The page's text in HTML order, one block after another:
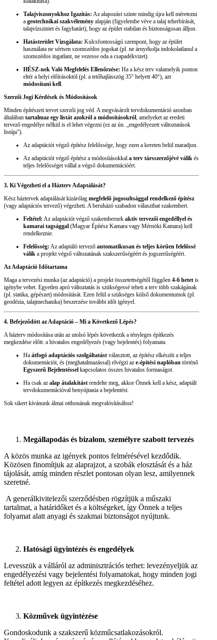
Talajviszonyokhoz Igazítás: Az alapozást szinte mindig újra kell méretezni
a geotechnikai szakvélemény alapján (figyelembe véve a talaj teherbírását,
talajvízszintet és fagyhatárt), hogy az épület stabilan és biztonságosan álljon.
Hatásterület Vizsgálata: Kulcsfontosságú szempont, hogy az épület
használata ne sértsen szomszédos jogokat (pl. ne árnyékolja indokolatlanul a
szomszédos ingatlant, ne vezesse oda a csapadékvizet).
HÉSZ-nek Való Megfelelés Ellenőrzése: Ha a kész terv valamelyik ponton
eltér a helyi előírásoktól (pl. a tetőhajlásszög 35° helyett 40°), azt
módosítani kell.
Szerzői Jogi Kérdések és Módosítások
Minden építészeti tervet szerzői jog véd. A megvásárolt tervdokumentáció azonban
általában tartalmaz egy listát azokról a módosításokról, amelyeket az eredeti
tervező engedélye nélkül is el lehet végezni (ez az ún. „engedélyezett változtatások
listája”).
Az adaptációt végző építész felelőssége, hogy ezen a kereten belül maradjon.
Az adaptációt végző építész a módosításokkal a terv társszerzőjévé válik és
teljes felelősséget vállal a végső dokumentációért.
3. Ki Végezheti el a Házterv Adaptálását?
Kész háztervek adaptálását kizárólag megfelelő jogosultsággal rendelkező építész
(vagy adaptációs tervező) végezheti. A beruházó szabadon választhat szakembert.
Feltétel: Az adaptációt végző szakembernek aktív tervezői engedéllyel és
kamarai tagsággal (Magyar Építész Kamara vagy Mérnöki Kamara) kell
rendelkeznie.
Felelősség: Az adaptáló tervező automatikusan és teljes körűen felelőssé
válik a projekt végső változatának szakszerűségéért és jogszerűségéért.
Az Adaptáció Időtartama
Maga a tervezési munka (az adaptáció) a projekt összetettségétől függően 4-6 hetet is
igénybe vehet. Egyetlen apró változtatás is szükségessé teheti a terv több szakágának
(pl. statika, gépészet) módosítását. Ezen felül a szükséges külső dokumentumok (pl.
geodézia, talajmechanika) beszerzése további időt igényel.
4. Befejeződött az Adaptáció – Mi a Következő Lépés?
A házterv módosítása után az utolsó lépés következik a tényleges építkezés
megkezdése előtt: a hivatalos engedélyezés (vagy bejelentés) folyamata.
Ha átfogó adaptációs szolgáltatást választott, az építész elkészíti a teljes
dokumentációt, és (meghatalmazással) elvégzi az e-építési naplóban történő
Egyszerű Bejelentéssel kapcsolatos összes hivatalos formaságot.
Ha csak az alap átalakítást rendelte meg, akkor Önnek kell a kész, adaptált
tervdokumentációval benyújtania a bejelentést.
Sok sikert kívánunk álmai otthonának megvalósításához!
Megállapodás és bizalom, személyre szabott tervezés
A közös munka az igények pontos felmérésével kezdődik.
Közösen finomítjuk az alaprajzot, a szobák elosztását és a ház
tájolását, amíg minden részlet pontosan olyan lesz, amilyennek
szeretné.
A generálkivitelezői szerződésben rögzítjük a műszaki
tartalmat, a határidőket és a költségeket, így Önnek a teljes
folyamat alatt anyagi és szakmai biztonságot nyújtunk.
Hatósági ügyintézés és engedélyek
Levesszük a válláról az adminisztrációs terhet: levezényeljük az
engedélyezési vagy bejelentési folyamatokat, hogy minden jogi
feltétel adott legyen az építkezés megkezdéséhez.
Közművek ügyintézése
Gondoskodunk a szakszerű közműcsatlakozásokról.